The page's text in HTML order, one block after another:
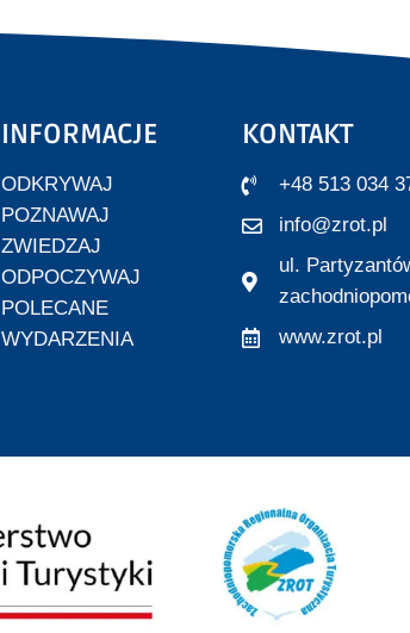
INFORMACJE
ODKRYWAJ
POZNAWAJ
ZWIEDZAJ
ODPOCZYWAJ
POLECANE
WYDARZENIA
KONTAKT
+48 513 034
info@zrot.pl
ul.
www.zrot.pl